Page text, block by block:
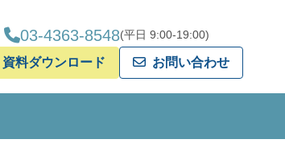
03-4363-8548(平日 9:00-19:00)
資料ダウンロード お問い合わせ